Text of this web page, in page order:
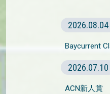
2026.08.04
Baycurrent
2026.07.10
ACN新人賞